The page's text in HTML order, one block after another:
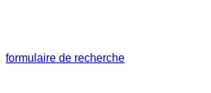
formulaire de recherche